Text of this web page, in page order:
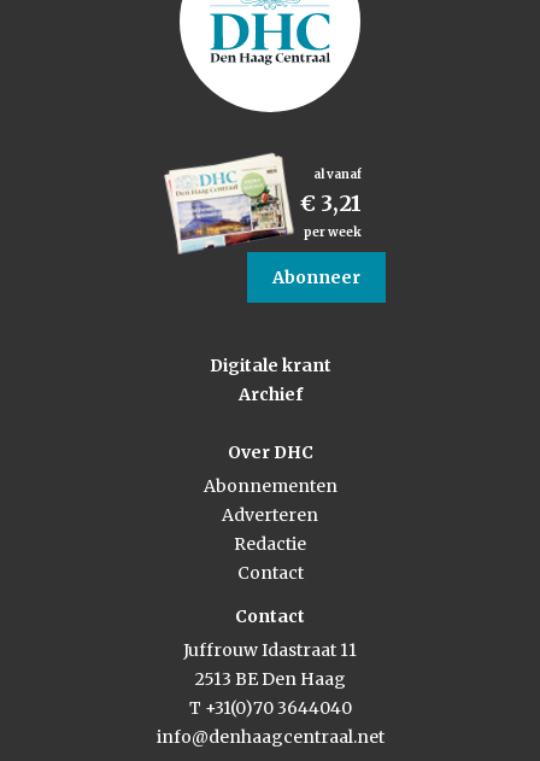
al vanaf
€ 3,21
per week
Abonneer
Digitale krant
Archief
Over DHC
Abonnementen
Adverteren
Redactie
Contact
Contact
Juffrouw Idastraat 11
2513 BE Den Haag
T +31(0)70 3644040
info@denhaagcentraal.net